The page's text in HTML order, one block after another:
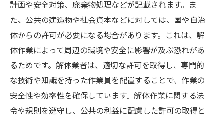
計画や安全対策、廃棄物処理などが記載されます。ま
た、公共の建造物や社会資本などに対しては、国や自治
体からの許可が必要になる場合があります。これは、解
体作業によって周辺の環境や安全に影響が及ぶ恐れがあ
るためです。解体業者は、適切な許可を取得し、専門的
な技術や知識を持った作業員を配置することで、作業の
安全性や効率性を確保しています。解体作業に関する法
令や規則を遵守し、公共の利益に配慮した許可の取得と